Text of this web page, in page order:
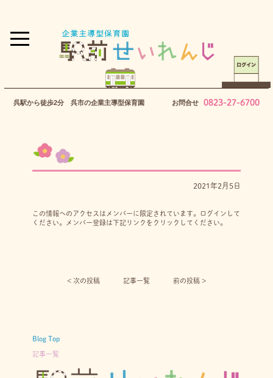
呉駅から徒歩2分 呉市の企業主導型保育園 お問合せ 0823-27-6700
2021年2月5日
この情報へのアクセスはメンバーに限定されています。ログインして
ください。メンバー登録は下記リンクをクリックしてください。
< 次の投稿︎ 記事一覧 前の投稿 >
Blog Top
記事一覧